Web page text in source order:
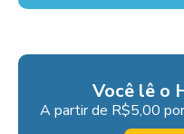
Você lê o
A partir de R$5,00